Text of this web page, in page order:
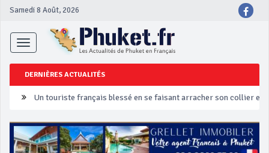
Samedi 8 Août, 2026
Toggle
navigation
DERNIÈRES ACTUALITÉS
Un touriste français blessé en se faisant arracher son collier en
Phuket Peranakan Festival
‘Phuket Eye’ assurera la sécurité pendant Songkran